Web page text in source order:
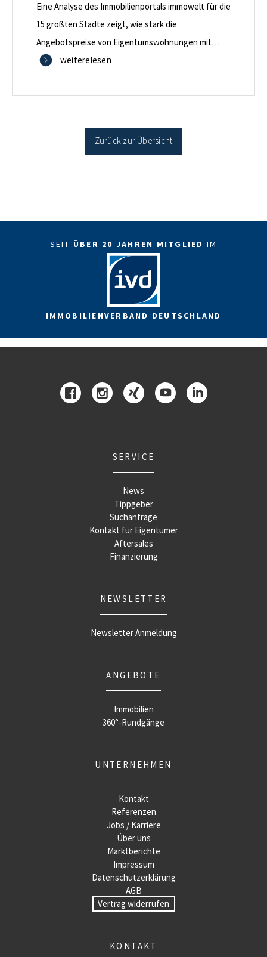
Eine Analyse des Immobilienportals immowelt für die
15 größten Städte zeigt, wie stark die
Angebotspreise von Eigentumswohnungen mit
zunehmender Entfernung sinken:
weiterelesen
Zurück zur Übersicht
SEIT ÜBER 20 JAHREN MITGLIED IM
IMMOBILIENVERBAND DEUTSCHLAND
SERVICE
News
Tippgeber
Suchanfrage
Kontakt für Eigentümer
Aftersales
Finanzierung
NEWSLETTER
Newsletter Anmeldung
ANGEBOTE
Immobilien
360°-Rundgänge
UNTERNEHMEN
Kontakt
Referenzen
Jobs / Karriere
Über uns
Marktberichte
Impressum
Datenschutzerklärung
AGB
Vertrag widerrufen
KONTAKT